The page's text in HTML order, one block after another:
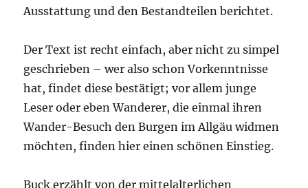
Ausstattung und den Bestandteilen berichtet.
Der Text ist recht einfach, aber nicht zu simpel
geschrieben – wer also schon Vorkenntnisse
hat, findet diese bestätigt; vor allem junge
Leser oder eben Wanderer, die einmal ihren
Wander-Besuch den Burgen im Allgäu widmen
möchten, finden hier einen schönen Einstieg.
Buck erzählt von der mittelalterlichen